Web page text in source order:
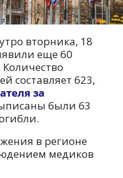
вторника, 18
еще 60
составляет 623,
за
были 63
в регионе
медиков